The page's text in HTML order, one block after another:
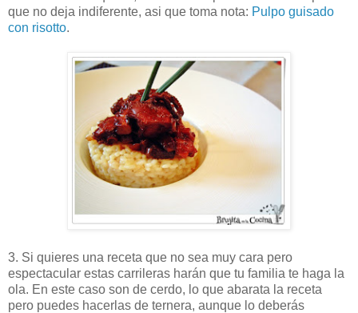
que no deja indiferente, asi que toma nota: Pulpo guisado
con risotto.
3. Si quieres una receta que no sea muy cara pero
espectacular estas carrileras harán que tu familia te haga la
ola. En este caso son de cerdo, lo que abarata la receta
pero puedes hacerlas de ternera, aunque lo deberás